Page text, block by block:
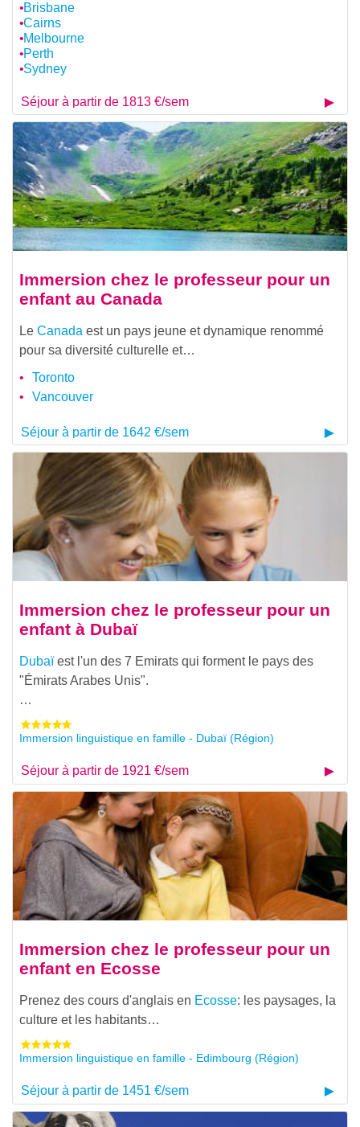
Brisbane
Cairns
Melbourne
Perth
Sydney
Séjour à partir de 1813 €/sem
Immersion chez le professeur pour un
enfant au Canada
Le Canada est un pays jeune et dynamique renommé
pour sa diversité culturelle et…
Toronto
Vancouver
Séjour à partir de 1642 €/sem
Immersion chez le professeur pour un
enfant à Dubaï
Dubaïest l'un des 7 Emirats qui forment le pays des
"Émirats Arabes Unis".
…
Immersion linguistique en famille - Dubaï (Région)
Séjour à partir de 1921 €/sem
Immersion chez le professeur pour un
enfant en Ecosse
Prenez des cours d'anglais en Ecosse: les paysages, la
culture et les habitants…
Immersion linguistique en famille - Edimbourg (Région)
Séjour à partir de 1451 €/sem